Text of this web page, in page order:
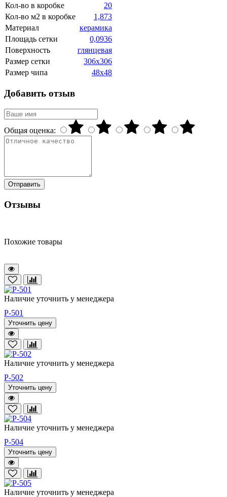
Кол-во в коробке
20
Кол-во м2 в коробке
1,873
Материал
керамика
Площадь сетки
0,0936
Поверхность
глянцевая
Размер сетки
306x306
Размер чипа
48x48
Добавить отзыв
Общая оценка:
Отправить
Отзывы
Похожие товары
Наличие уточнить у менеджера
P-501
Уточнить цену
Наличие уточнить у менеджера
P-502
Уточнить цену
Наличие уточнить у менеджера
P-504
Уточнить цену
Наличие уточнить у менеджера